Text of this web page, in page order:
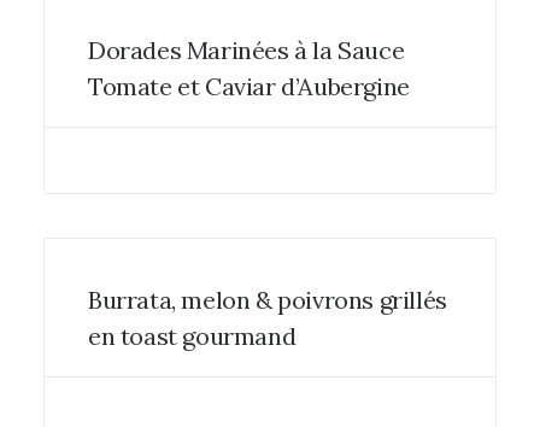
Dorades Marinées à la Sauce
Tomate et Caviar d’Aubergine
Burrata, melon & poivrons grillés
en toast gourmand